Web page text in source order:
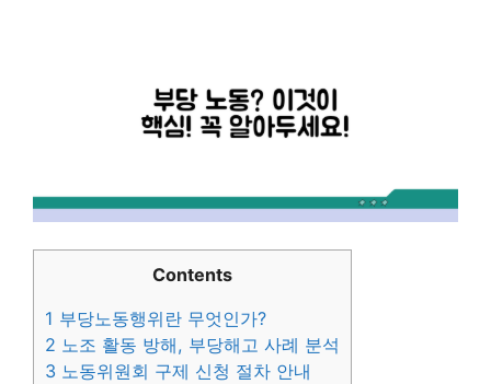
Contents
1 부당노동행위란 무엇인가?
2 노조 활동 방해, 부당해고 사례 분석
3 노동위원회 구제 신청 절차 안내